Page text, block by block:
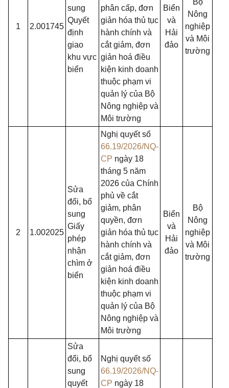
1 2.001745
sung
Quyết
định
giao
khu vực
biển
phân cấp, đơn
giản hóa thủ tục
hành chính và
cắt giảm, đơn
giản hoá điều
kiện kinh doanh
thuộc phạm vi
quản lý của Bộ
Nông nghiệp và
Môi trường
Biển
và
Hải
đảo
Bộ
Nông
nghiệp
và Môi
trường
2 1.002025
Sửa
đổi, bổ
sung
Giấy
phép
nhận
chìm ở
biển
Nghị quyết số
66.19/2026/NQ-
CP ngày 18
tháng 5 năm
2026 của Chính
phủ về cắt
giảm, phân
quyền, đơn
giản hóa thủ tục
hành chính và
cắt giảm, đơn
giản hoá điều
kiện kinh doanh
thuộc phạm vi
quản lý của Bộ
Nông nghiệp và
Môi trường
Biển
và
Hải
đảo
Bộ
Nông
nghiệp
và Môi
trường
Sửa
đổi, bổ
sung
quyết
Nghị quyết số
66.19/2026/NQ-
CP ngày 18